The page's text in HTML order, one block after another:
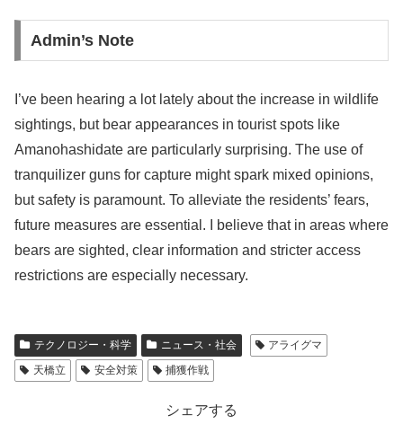
Admin’s Note
I’ve been hearing a lot lately about the increase in wildlife
sightings, but bear appearances in tourist spots like
Amanohashidate are particularly surprising. The use of
tranquilizer guns for capture might spark mixed opinions,
but safety is paramount. To alleviate the residents’ fears,
future measures are essential. I believe that in areas where
bears are sighted, clear information and stricter access
restrictions are especially necessary.
テクノロジー・科学 ニュース・社会
アライグマ
天橋立
安全対策 捕獲作戦
シェアする